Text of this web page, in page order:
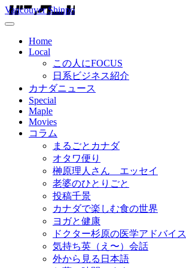
Vancouver Shinpo
Home
Local
この人にFOCUS
日系ビジネス紹介
カナダニュース
Special
Maple
Movies
コラム
まるごとカナダ
オタワ便り
榊原理人さん エッセイ
老婆のひとりごと
投稿千景
カナダで楽しむ食の世界
ヨガと健康
ドクター杉原の医学アドバイス
気持ち英（え〜）会話
外から見る日本語